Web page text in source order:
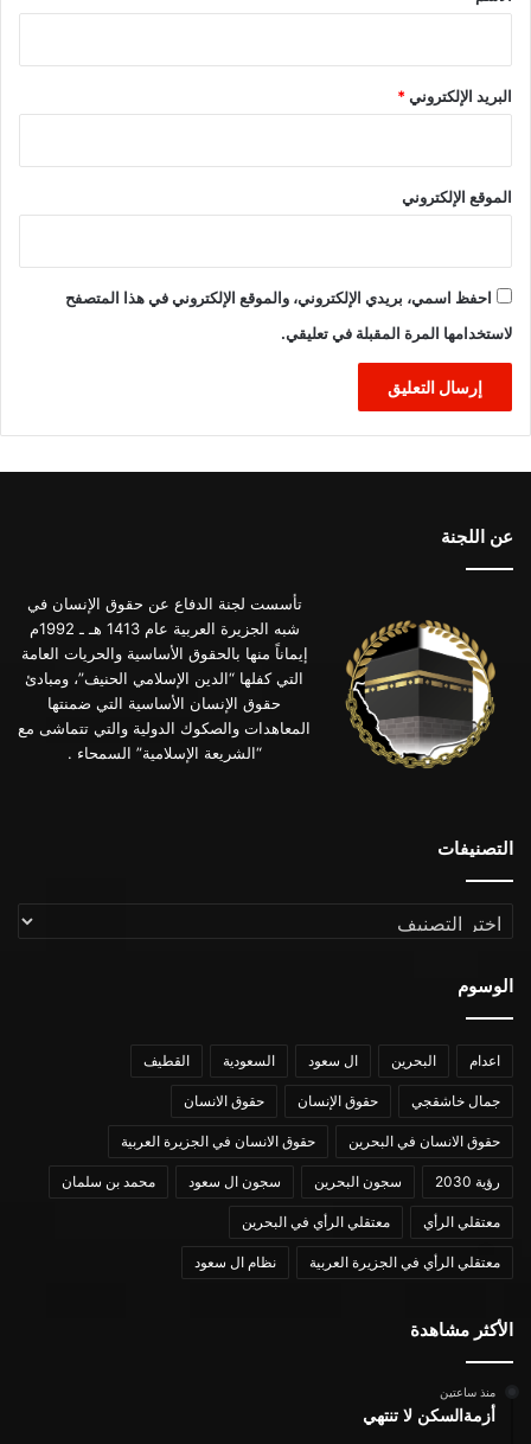
البريد الإلكتروني*
الموقع الإلكتروني
احفظ اسمي، بريدي الإلكتروني، والموقع الإلكتروني في هذا المتصفح
لاستخدامها المرة المقبلة في تعليقي.
عن اللجنة
تأسست لجنة الدفاع عن حقوق الإنسان في
شبه الجزيرة العربية عام 1413 هـ ـ 1992م
إيماناً منها بالحقوق الأساسية والحريات العامة
التي كفلها “الدين الإسلامي الحنيف”، ومبادئ
حقوق الإنسان الأساسية التي ضمنتها
المعاهدات والصكوك الدولية والتي تتماشى مع
“الشريعة الإسلامية” السمحاء .
التصنيفات
التصنيفات
الوسوم
اعدام البحرين ال سعود السعودية القطيف
جمال خاشقجي حقوق الإنسان حقوق الانسان
حقوق الانسان في البحرين حقوق الانسان في الجزيرة العربية
رؤية 2030 سجون البحرين سجون ال سعود محمد بن سلمان
معتقلي الرأي معتقلي الرأي في البحرين
معتقلي الرأي في الجزيرة العربية نظام ال سعود
الأكثر مشاهدة
منذ ساعتين
أزمةالسكن لا تنتهي